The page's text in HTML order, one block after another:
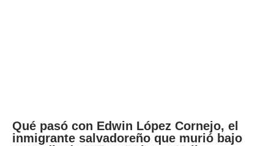
Qué pasó con Edwin López Cornejo, el
inmigrante salvadoreño que murió bajo